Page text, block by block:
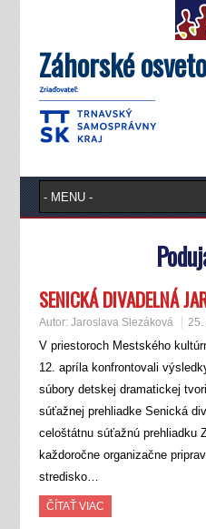
Záhorské
SENICKÁ DIVADELNÁ
Autor: Jaroslava Slezáková 25.
V priestoroch Mestského
12. apríla konfrontovali
súbory detskej dramatickej
súťažnej prehliadke Senická
celoštátnu súťažnú prehliadku
každoročne organizačne
stredisko…
ČÍTAŤ VIAC